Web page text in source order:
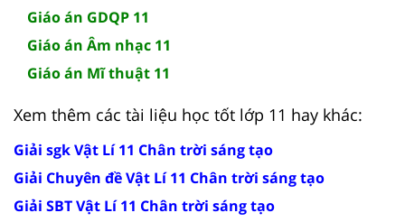
Giáo án GDQP 11
Giáo án Âm nhạc 11
Giáo án Mĩ thuật 11
Xem thêm các tài liệu học tốt lớp 11 hay khác:
Giải sgk Vật Lí 11 Chân trời sáng tạo
Giải Chuyên đề Vật Lí 11 Chân trời sáng tạo
Giải SBT Vật Lí 11 Chân trời sáng tạo